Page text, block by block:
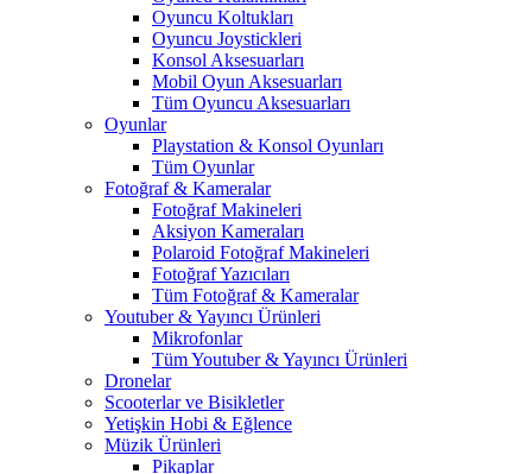
Oyuncu Koltukları
Oyuncu Joystickleri
Konsol Aksesuarları
Mobil Oyun Aksesuarları
Tüm Oyuncu Aksesuarları
Oyunlar
Playstation & Konsol Oyunları
Tüm Oyunlar
Fotoğraf & Kameralar
Fotoğraf Makineleri
Aksiyon Kameraları
Polaroid Fotoğraf Makineleri
Fotoğraf Yazıcıları
Tüm Fotoğraf & Kameralar
Youtuber & Yayıncı Ürünleri
Mikrofonlar
Tüm Youtuber & Yayıncı Ürünleri
Dronelar
Scooterlar ve Bisikletler
Yetişkin Hobi & Eğlence
Müzik Ürünleri
Pikaplar